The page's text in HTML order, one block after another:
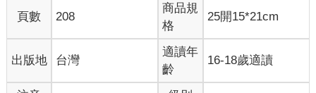
頁數 208
商品規
格
25開15*21cm
出版地 台灣
適讀年
齡
16-18歲適讀